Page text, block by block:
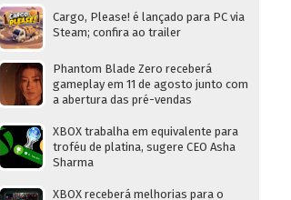
Cargo, Please! é lançado para PC via
Steam; confira ao trailer
Phantom Blade Zero receberá
gameplay em 11 de agosto junto com
a abertura das pré-vendas
XBOX trabalha em equivalente para
troféu de platina, sugere CEO Asha
Sharma
XBOX receberá melhorias para o